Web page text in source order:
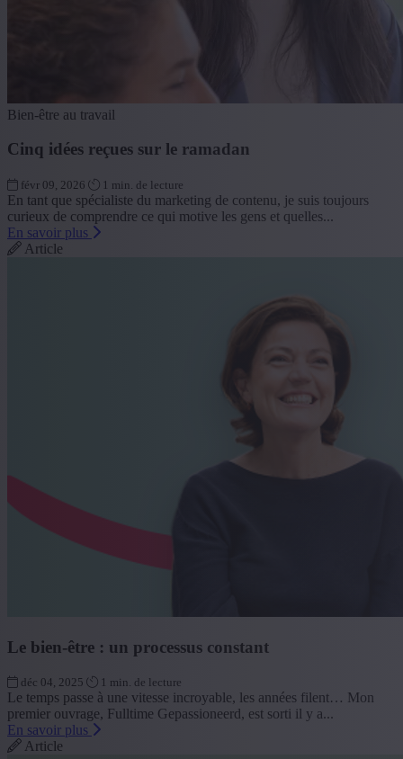
Bien-être au travail
Cinq idées reçues sur le ramadan
févr 09, 2026 1 min. de lecture
En tant que spécialiste du marketing de contenu, je suis toujours
curieux de comprendre ce qui motive les gens et quelles...
En savoir plus
Article
Le bien-être : un processus constant
déc 04, 2025 1 min. de lecture
Le temps passe à une vitesse incroyable, les années filent… Mon
premier ouvrage, Fulltime Gepassioneerd, est sorti il y a...
En savoir plus
Article